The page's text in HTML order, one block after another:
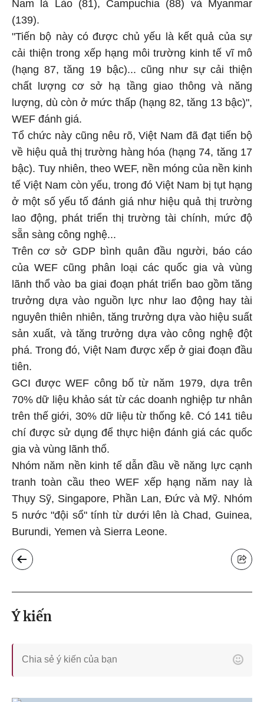
Nam là Lào (81), Campuchia (88) và Myanmar
(139).
"Tiến bộ này có được chủ yếu là kết quả của sự
cải thiện trong xếp hạng môi trường kinh tế vĩ mô
(hạng 87, tăng 19 bậc)... cũng như sự cải thiện
chất lượng cơ sở hạ tầng giao thông và năng
lượng, dù còn ở mức thấp (hạng 82, tăng 13 bậc)",
WEF đánh giá.
Tổ chức này cũng nêu rõ, Việt Nam đã đạt tiến bộ
về hiệu quả thị trường hàng hóa (hạng 74, tăng 17
bậc). Tuy nhiên, theo WEF, nền móng của nền kinh
tế Việt Nam còn yếu, trong đó Việt Nam bị tụt hạng
ở một số yếu tố đánh giá như hiệu quả thị trường
lao động, phát triển thị trường tài chính, mức độ
sẵn sàng công nghệ...
Trên cơ sở GDP bình quân đầu người, báo cáo
của WEF cũng phân loại các quốc gia và vùng
lãnh thổ vào ba giai đoạn phát triển bao gồm tăng
trưởng dựa vào nguồn lực như lao động hay tài
nguyên thiên nhiên, tăng trưởng dựa vào hiệu suất
sản xuất, và tăng trưởng dựa vào công nghệ đột
phá. Trong đó, Việt Nam được xếp ở giai đoạn đầu
tiên.
GCI được WEF công bố từ năm 1979, dựa trên
70% dữ liệu khảo sát từ các doanh nghiệp tư nhân
trên thế giới, 30% dữ liệu từ thống kê. Có 141 tiêu
chí được sử dụng để thực hiện đánh giá các quốc
gia và vùng lãnh thổ.
Nhóm năm nền kinh tế dẫn đầu về năng lực cạnh
tranh toàn cầu theo WEF xếp hạng năm nay là
Thụy Sỹ, Singapore, Phần Lan, Đức và Mỹ. Nhóm
5 nước "đội sổ" tính từ dưới lên là Chad, Guinea,
Burundi, Yemen và Sierra Leone.
Ý kiến